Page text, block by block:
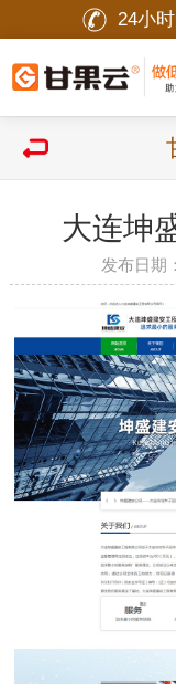
24小
大连坤
发布日期